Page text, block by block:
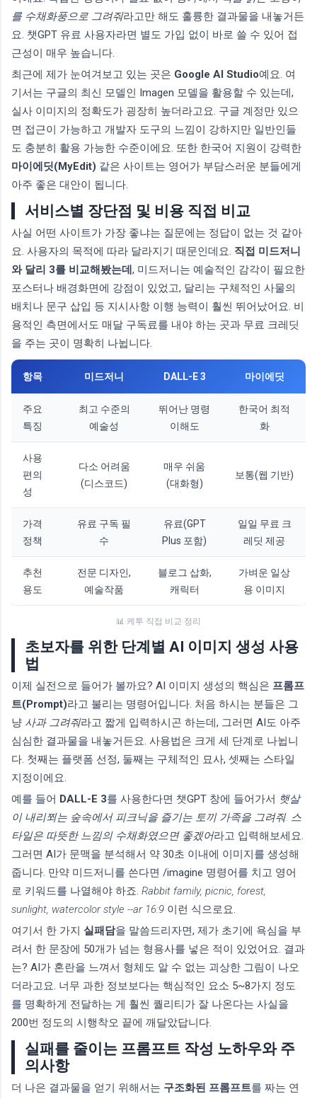
를 수채화풍으로 그려줘라고만 해도 훌륭한 결과물을 내놓거든
요. 챗GPT 유료 사용자라면 별도 가입 없이 바로 쓸 수 있어 접
근성이 매우 높습니다.
최근에 제가 눈여겨보고 있는 곳은 Google AI Studio예요. 여
기서는 구글의 최신 모델인 Imagen 모델을 활용할 수 있는데,
실사 이미지의 정확도가 굉장히 높더라고요. 구글 계정만 있으
면 접근이 가능하고 개발자 도구의 느낌이 강하지만 일반인들
도 충분히 활용 가능한 수준이에요. 또한 한국어 지원이 강력한
마이에딧(MyEdit) 같은 사이트는 영어가 부담스러운 분들에게
아주 좋은 대안이 됩니다.
서비스별 장단점 및 비용 직접 비교
사실 어떤 사이트가 가장 좋냐는 질문에는 정답이 없는 것 같아
요. 사용자의 목적에 따라 달라지기 때문인데요. 직접 미드저니
와 달리 3를 비교해봤는데, 미드저니는 예술적인 감각이 필요한
포스터나 배경화면에 강점이 있었고, 달리는 구체적인 사물의
배치나 문구 삽입 등 지시사항 이행 능력이 훨씬 뛰어났어요. 비
용적인 측면에서도 매달 구독료를 내야 하는 곳과 무료 크레딧
을 주는 곳이 명확히 나뉩니다.
항목 미드저니 DALL-E 3 마이에딧
주요
특징
최고 수준의
예술성
뛰어난 명령
이해도
한국어 최적
화
사용
편의
성
다소 어려움
(디스코드)
매우 쉬움
(대화형)
보통(웹 기반)
가격
정책
유료 구독 필
수
유료(GPT
Plus 포함)
일일 무료 크
레딧 제공
추천
용도
전문 디자인,
예술작품
블로그 삽화,
캐릭터
가벼운 일상
용 이미지
📊 케투 직접 비교 정리
초보자를 위한 단계별 AI 이미지 생성 사용
법
이제 실전으로 들어가 볼까요? AI 이미지 생성의 핵심은 프롬프
트(Prompt)라고 불리는 명령어입니다. 처음 하시는 분들은 그
냥 사과 그려줘라고 짧게 입력하시곤 하는데, 그러면 AI도 아주
심심한 결과물을 내놓거든요. 사용법은 크게 세 단계로 나뉩니
다. 첫째는 플랫폼 선정, 둘째는 구체적인 묘사, 셋째는 스타일
지정이에요.
예를 들어 DALL-E 3를 사용한다면 챗GPT 창에 들어가서 햇살
이 내리쬐는 숲속에서 피크닉을 즐기는 토끼 가족을 그려줘. 스
타일은 따뜻한 느낌의 수채화였으면 좋겠어라고 입력해보세요.
그러면 AI가 문맥을 분석해서 약 30초 이내에 이미지를 생성해
줍니다. 만약 미드저니를 쓴다면 /imagine 명령어를 치고 영어
로 키워드를 나열해야 하죠. Rabbit family, picnic, forest,
sunlight, watercolor style --ar 16:9 이런 식으로요.
여기서 한 가지 실패담을 말씀드리자면, 제가 초기에 욕심을 부
려서 한 문장에 50개가 넘는 형용사를 넣은 적이 있었어요. 결과
는? AI가 혼란을 느껴서 형체도 알 수 없는 괴상한 그림이 나오
더라고요. 너무 과한 정보보다는 핵심적인 요소 5~8가지 정도
를 명확하게 전달하는 게 훨씬 퀄리티가 잘 나온다는 사실을
200번 정도의 시행착오 끝에 깨달았답니다.
실패를 줄이는 프롬프트 작성 노하우와 주
의사항
더 나은 결과물을 얻기 위해서는 구조화된 프롬프트를 짜는 연